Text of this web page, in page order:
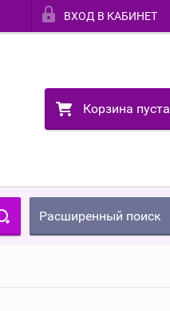
ВХОД В КАБИНЕТ
Корзина пуста
Расширенный поиск